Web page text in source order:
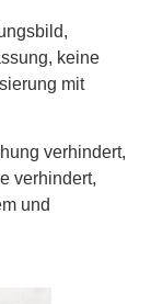
keine
mit
verhindert,
verhindert,
und